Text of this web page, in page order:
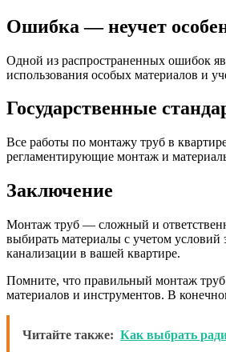
Ошибка — неучет
Одной из распространенных ошибок
использования особых материалов и
Государственные
Все работы по монтажу труб в
регламентирующие монтаж и
Заключение
Монтаж труб — сложный и
выбирать материалы с учетом
канализации в вашей квартире.
Помните, что правильный монтаж труб
материалов и инструментов. В
Читайте также: Как выбрать